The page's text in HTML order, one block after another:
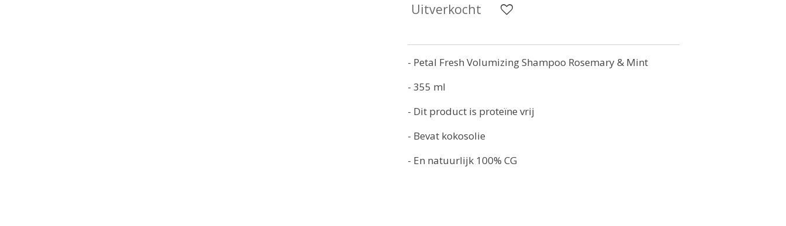
Uitverkocht
- Petal Fresh Volumizing Shampoo Rosemary & Mint
- 355 ml
- Dit product is proteïne vrij
- Bevat kokosolie
- En natuurlijk 100% CG